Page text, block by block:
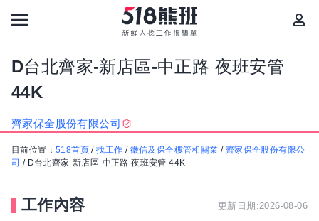
D台北齊家-新店區-中正路 夜班安管
44K
齊家保全股份有限公司
目前位置： 518首頁 /找工作 / 徵信及保全樓管相關業 / 齊家保全股份有限公
司 / D台北齊家-新店區-中正路 夜班安管 44K
工作內容 更新日期:2026-08-06